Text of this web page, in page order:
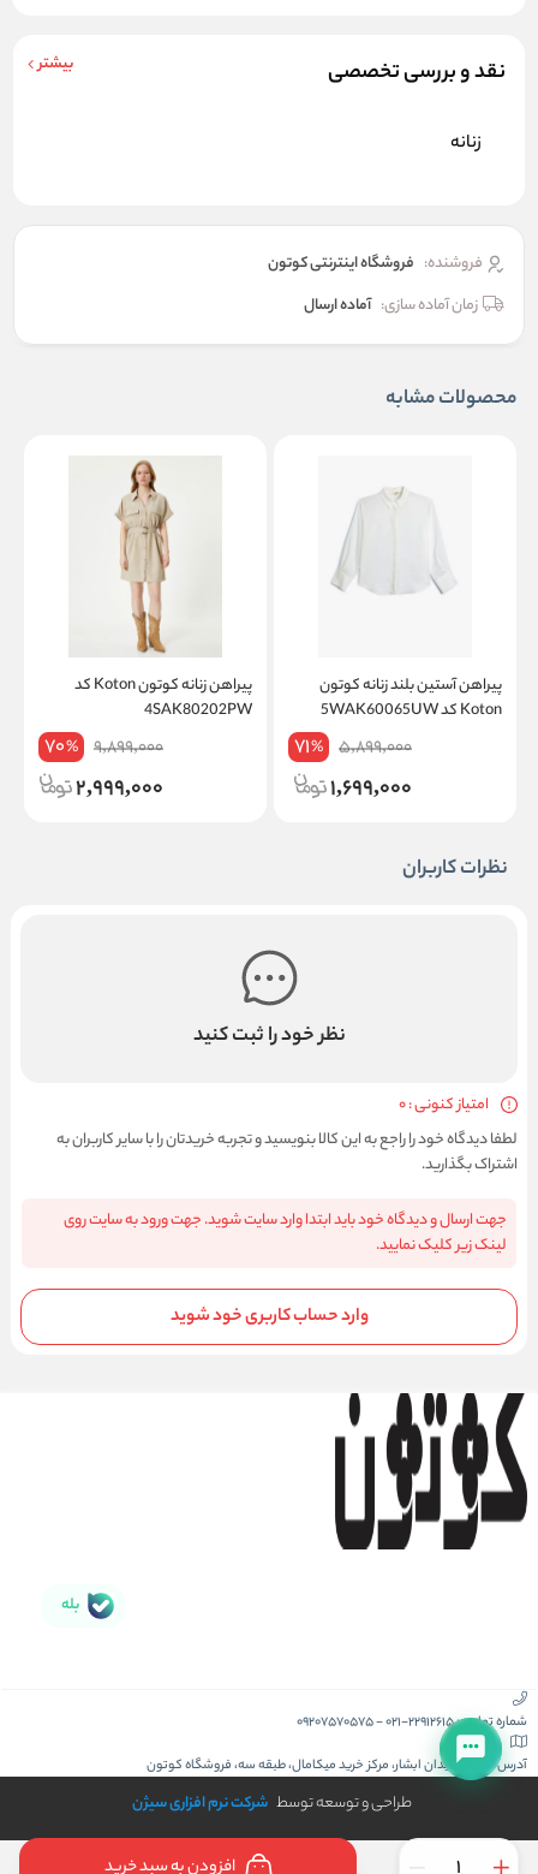
نقد و بررسی تخصصی بیشتر
زنانه
فروشنده: فروشگاه اینترنتی کوتون
زمان آماده سازی: آماده ارسال
افزودن به سبد خرید
محصولات مشابه
پیراهن آستین بلند زنانه کوتون
Koton کد 5WAK60065UW
5,899,000
71%
1,699,000
پیراهن زنانه کوتون Koton کد
4SAK80202PW
9,899,000
70%
2,999,000
نظرات کاربران
نظر خود را ثبت کنید
امتیاز کنونی : 0
لطفا دیدگاه خود را راجع به این کالا بنویسید و تجربه خریدتان را با سایر کاربران به
اشتراک بگذارید.
جهت ارسال و دیدگاه خود باید ابتدا وارد سایت شوید. جهت ورود به سایت روی
لینک زیر کلیک نمایید.
وارد حساب کاربری خود شوید
بله
شماره تماس :021-22912615
-
09207570575
آدرس :کیش، میدان ابشار، مرکز خرید میکامال، طبقه سه، فروشگاه کوتون
طراحی و توسعه توسط شرکت نرم افزاری سیژن